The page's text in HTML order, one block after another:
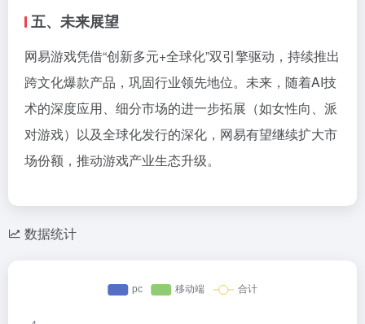
五、未来展望
网易游戏凭借“创新多元+全球化”双引擎驱动，持续推出
跨文化爆款产品，巩固行业领先地位。未来，随着AI技
术的深度应用、细分市场的进一步拓展（如女性向、派
对游戏）以及全球化发行的深化，网易有望继续扩大市
场份额，推动游戏产业生态升级。
数据统计